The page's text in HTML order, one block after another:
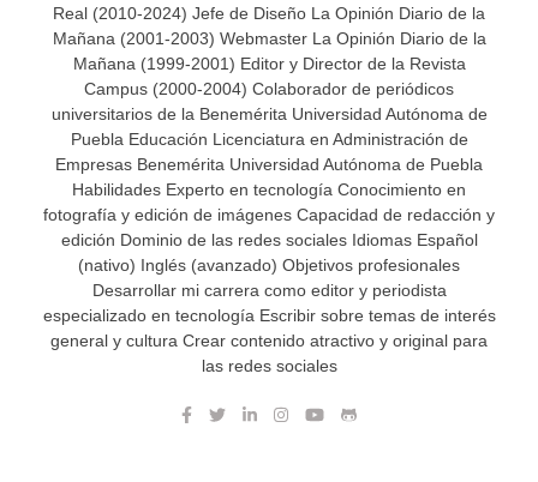
Real (2010-2024) Jefe de Diseño La Opinión Diario de la
Mañana (2001-2003) Webmaster La Opinión Diario de la
Mañana (1999-2001) Editor y Director de la Revista
Campus (2000-2004) Colaborador de periódicos
universitarios de la Benemérita Universidad Autónoma de
Puebla Educación Licenciatura en Administración de
Empresas Benemérita Universidad Autónoma de Puebla
Habilidades Experto en tecnología Conocimiento en
fotografía y edición de imágenes Capacidad de redacción y
edición Dominio de las redes sociales Idiomas Español
(nativo) Inglés (avanzado) Objetivos profesionales
Desarrollar mi carrera como editor y periodista
especializado en tecnología Escribir sobre temas de interés
general y cultura Crear contenido atractivo y original para
las redes sociales